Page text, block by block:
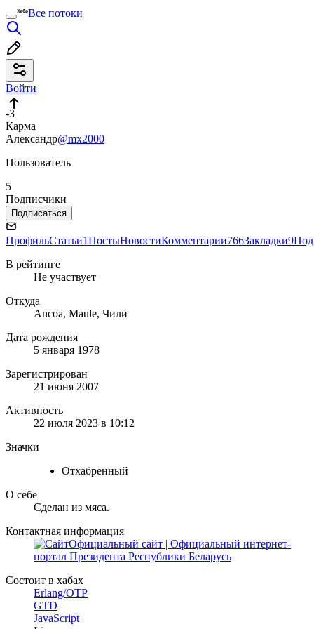
Все потоки
Войти
-3
Карма
Александр@mx2000
Пользователь
5
Подписчики
Подписаться
ПрофильСтатьи1ПостыНовостиКомментарии766Закладки9
В рейтинге
Не участвует
Откуда
Ancoa, Maule, Чили
Дата рождения
5 января 1978
Зарегистрирован
21 июня 2007
Активность
22 июля 2023 в 10:12
Значки
Отхабренный
О себе
Сделан из мяса.
Контактная информация
Официальный сайт | Официальный интернет-
портал Президента Республики Беларусь
Состоит в хабах
Erlang/OTP
GTD
JavaScript